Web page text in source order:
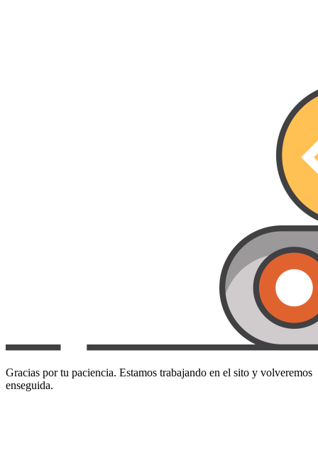
Gracias por tu paciencia. Estamos trabajando en el sito y volveremos
enseguida.